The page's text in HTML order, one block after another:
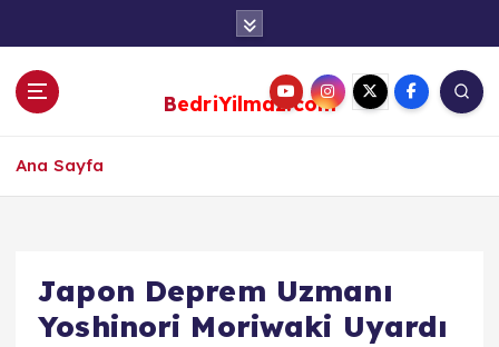
BedriYilmaz.com
Ana Sayfa
Japon Deprem Uzmanı
Yoshinori Moriwaki Uyardı